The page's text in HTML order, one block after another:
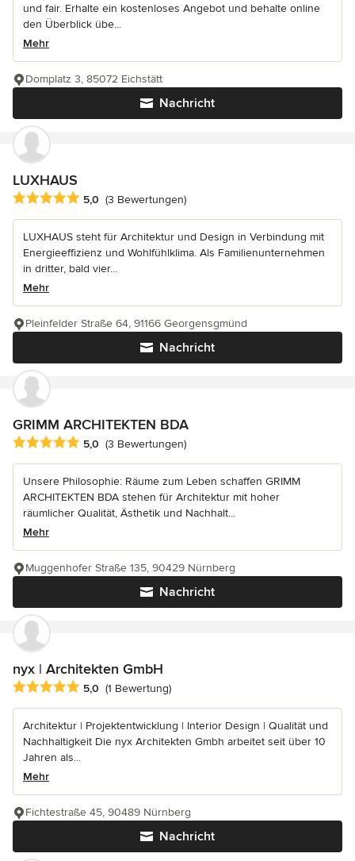
und fair. Erhalte ein kostenloses Angebot und behalte online
den Überblick übe...
Mehr
Nachricht
Domplatz 3, 85072 Eichstätt
LUXHAUS
Durchschnittliche Bewertung: 5 von 5 Sternen
5,0 (3 Bewertungen)
LUXHAUS steht für Architektur und Design in Verbindung mit
Energieeffizienz und Wohlfühlklima. Als Familienunternehmen
in dritter, bald vier...
Mehr
Nachricht
Pleinfelder Straße 64, 91166 Georgensgmünd
GRIMM ARCHITEKTEN BDA
Durchschnittliche Bewertung: 5 von 5 Sternen
5,0 (3 Bewertungen)
Unsere Philosophie: Räume zum Leben schaffen GRIMM
ARCHITEKTEN BDA stehen für Architektur mit hoher
räumlicher Qualität, Ästhetik und Nachhalt...
Mehr
Nachricht
Muggenhofer Straße 135, 90429 Nürnberg
nyx | Architekten GmbH
Durchschnittliche Bewertung: 5 von 5 Sternen
5,0 (1 Bewertung)
Architektur | Projektentwicklung | Interior Design | Qualität und
Nachhaltigkeit Die nyx Architekten Gmbh arbeitet seit über 10
Jahren als...
Mehr
Nachricht
Fichtestraße 45, 90489 Nürnberg